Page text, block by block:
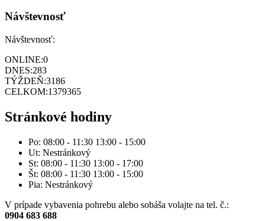
Návštevnosť
Návštevnosť:
ONLINE:0
DNES:283
TÝŽDEŇ:3186
CELKOM:1379365
Stránkové hodiny
Po: 08:00 - 11:30 13:00 - 15:00
Ut: Nestránkový
St: 08:00 - 11:30 13:00 - 17:00
Št: 08:00 - 11:30 13:00 - 15:00
Pia: Nestránkový
V prípade vybavenia pohrebu alebo sobáša volajte na tel. č.:
0904 683 688